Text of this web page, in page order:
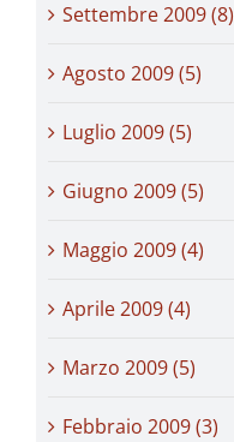
Settembre 2009 (8)
Agosto 2009 (5)
Luglio 2009 (5)
Giugno 2009 (5)
Maggio 2009 (4)
Aprile 2009 (4)
Marzo 2009 (5)
Febbraio 2009 (3)